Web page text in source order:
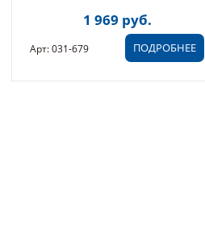
1 969 руб.
ПОДРОБНЕЕ
Арт: 031-679